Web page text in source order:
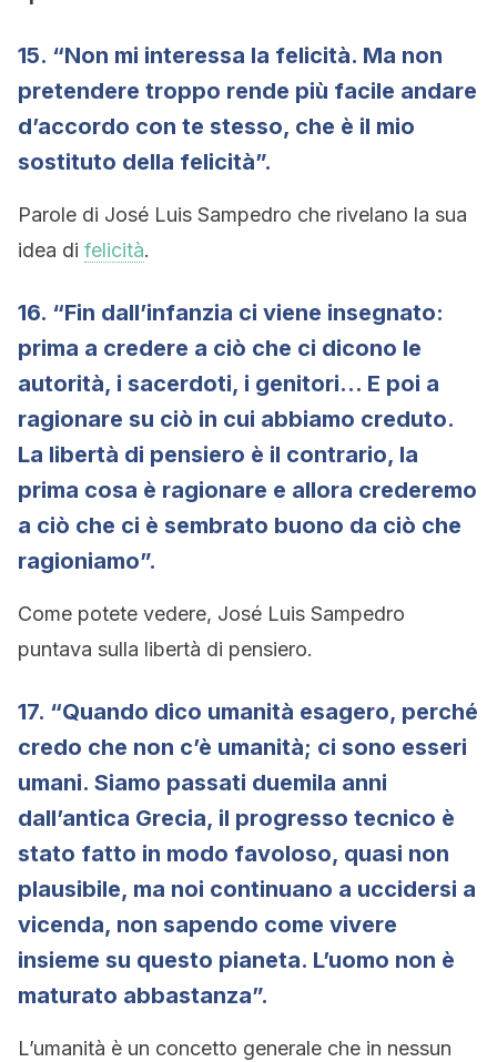
15. “Non mi interessa la felicità. Ma non
pretendere troppo rende più facile andare
d’accordo con te stesso, che è il mio
sostituto della felicità”.
Parole di José Luis Sampedro che rivelano la sua
idea di felicità.
16. “Fin dall’infanzia ci viene insegnato:
prima a credere a ciò che ci dicono le
autorità, i sacerdoti, i genitori… E poi a
ragionare su ciò in cui abbiamo creduto.
La libertà di pensiero è il contrario, la
prima cosa è ragionare e allora crederemo
a ciò che ci è sembrato buono da ciò che
ragioniamo”.
Come potete vedere, José Luis Sampedro
puntava sulla libertà di pensiero.
17. “Quando dico umanità esagero, perché
credo che non c’è umanità; ci sono esseri
umani. Siamo passati duemila anni
dall’antica Grecia, il progresso tecnico è
stato fatto in modo favoloso, quasi non
plausibile, ma noi continuano a uccidersi a
vicenda, non sapendo come vivere
insieme su questo pianeta. L’uomo non è
maturato abbastanza”.
L’umanità è un concetto generale che in nessun